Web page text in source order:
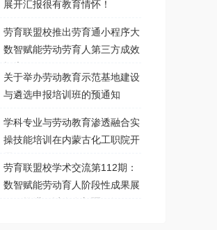
项培训班在内蒙古化工职业学院
顺利开展
展开汇报很有教育情怀！
劳育联盟校推出劳育通小程序大
数智赋能劳动劳育人第三方成效
关于举办劳动教育示范基地建设
与遴选申报培训班的预通知
学科专业与劳动教育渗透融合实
操技能培训在内蒙古化工职院开
劳育联盟校学术交流第112期：
数智赋能劳动育人阶段性成果展